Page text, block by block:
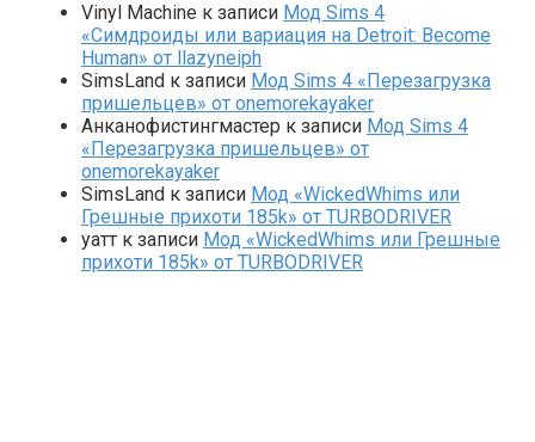
Vinyl Machine к записи Мод Sims 4
«Симдроиды или вариация на Detroit: Become
Human» от llazyneiph
SimsLand к записи Мод Sims 4 «Перезагрузка
пришельцев» от onemorekayaker
Анканофистингмастер к записи Мод Sims 4
«Перезагрузка пришельцев» от
onemorekayaker
SimsLand к записи Мод «WickedWhims или
Грешные прихоти 185k» от TURBODRIVER
yaтт к записи Мод «WickedWhims или Грешные
прихоти 185k» от TURBODRIVER